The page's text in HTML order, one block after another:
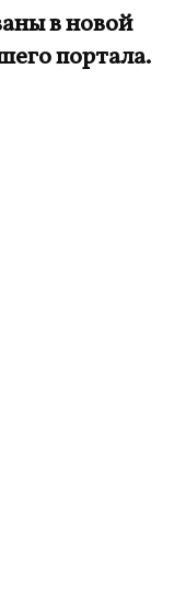
в новой
портала.